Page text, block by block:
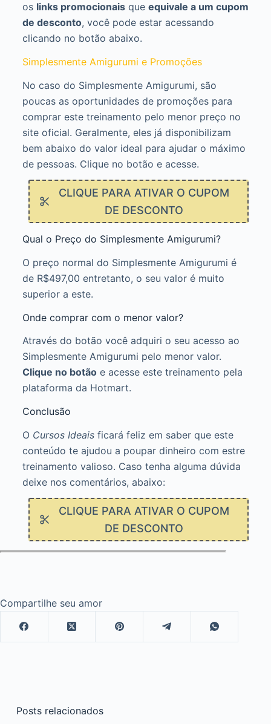
os links promocionaisque equivale a um cupom
de desconto, você pode estar acessando
clicando no botão abaixo.
Simplesmente Amigurumi e Promoções
No caso do Simplesmente Amigurumi, são
poucas as oportunidades de promoções para
comprar este treinamento pelo menor preço no
site oficial. Geralmente, eles já disponibilizam
bem abaixo do valor ideal para ajudar o máximo
de pessoas. Clique no botão e acesse.
CLIQUE PARA ATIVAR O CUPOM
DE DESCONTO
Qual o Preço do Simplesmente Amigurumi?
O preço normal do Simplesmente Amigurumi é
de R$497,00 entretanto, o seu valor é muito
superior a este.
Onde comprar com o menor valor?
Através do botão você adquiri o seu acesso ao
Simplesmente Amigurumi pelo menor valor.
Clique no botãoe acesse este treinamento pela
plataforma da Hotmart.
Conclusão
O Cursos Ideaisficará feliz em saber que este
conteúdo te ajudou a poupar dinheiro com estre
treinamento valioso. Caso tenha alguma dúvida
deixe nos comentários, abaixo:
CLIQUE PARA ATIVAR O CUPOM
DE DESCONTO
Compartilhe seu amor
Posts relacionados